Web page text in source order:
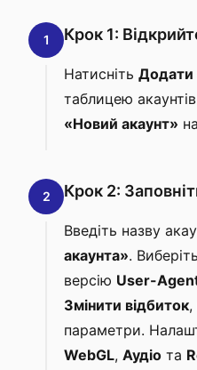
1 Крок 1:
Натисніть Додати
таблицею
«Новий акаунт»
2 Крок 2:
Введіть назву
акаунта».
версію User-
Змінити відбиток,
параметри.
WebGL, Аудіо та